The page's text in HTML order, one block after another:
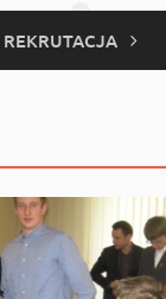
REKRUTACJA